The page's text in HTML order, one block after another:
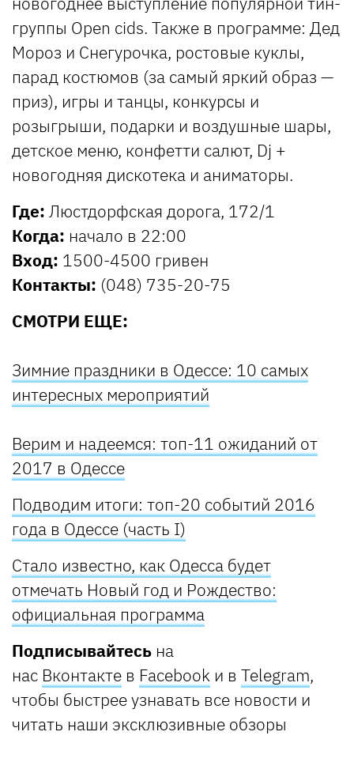
группы Open cids. Также в программе: Дед
Мороз и Снегурочка, ростовые куклы,
парад костюмов (за самый яркий образ —
приз), игры и танцы, конкурсы и
розыгрыши, подарки и воздушные шары,
детское меню, конфетти салют, Dj +
новогодняя дискотека и аниматоры.
Где: Люстдорфская дорога, 172/1
Когда: начало в 22:00
Вход: 1500-4500 гривен
Контакты: (048) 735-20-75
СМОТРИ ЕЩЕ:
Зимние праздники в Одессе: 10 самых
интересных мероприятий
Верим и надеемся: топ-11 ожиданий от
2017 в Одессе
Подводим итоги: топ-20 событий 2016
года в Одессе (часть I)
Стало известно, как Одесса будет
отмечать Новый год и Рождество:
официальная программа
Подписывайтесь на
нас Вконтакте в Facebook и в Telegram,
чтобы быстрее узнавать все новости и
читать наши эксклюзивные обзоры